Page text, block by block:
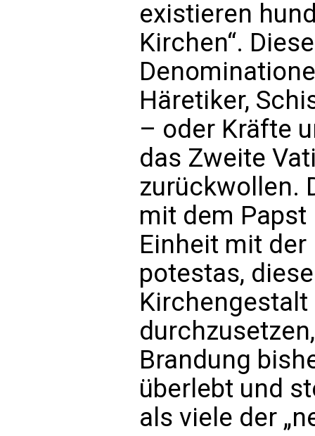
existieren
Kirchen“.
Häretiker,
– oder Kräfte
das Zweite
zurückwollen.
mit dem Papst
Einheit mit
potestas,
Brandung
überlebt und
als viele der